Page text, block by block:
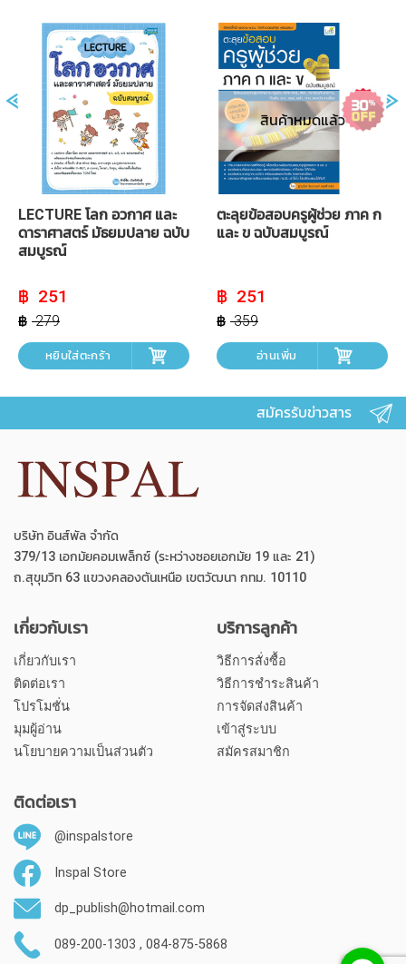
LECTURE โลก อวกาศ และ
ดาราศาสตร์ มัธยมปลาย ฉบับ
สมบูรณ์
279
Original
price
was:
฿ 279.
251
Current
price
is:
฿ 251.
หยิบใส่ตะกร้า
สินค้าหมดแล้ว
ตะลุยข้อสอบครูผู้ช่วย ภาค ก
และ ข ฉบับสมบูรณ์
359
Original
price
was:
฿ 359.
251
Current
price
is:
฿ 251.
อ่านเพิ่ม
สมัครรับข่าวสาร
บริษัท อินส์พัล จำกัด
379/13 เอกมัยคอมเพล็กซ์ (ระหว่างซอยเอกมัย 19 และ 21)
ถ.สุขุมวิท 63 แขวงคลองตันเหนือ เขตวัฒนา กทม. 10110
เกี่ยวกับเรา
เกี่ยวกับเรา
ติดต่อเรา
โปรโมชั่น
มุมผู้อ่าน
นโยบายความเป็นส่วนตัว
บริการลูกค้า
วิธีการสั่งซื้อ
วิธีการชำระสินค้า
การจัดส่งสินค้า
เข้าสู่ระบบ
สมัครสมาชิก
ติดต่อเรา
@inspalstore
Inspal Store
dp_publish@hotmail.com
089-200-1303 , 084-875-5868